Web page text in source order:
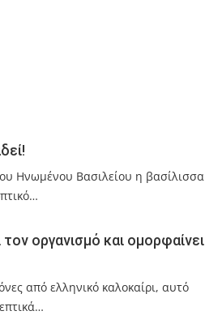
Ηνωμένου Βασιλείου η βασίλισσα
οργανισμό και ομορφαίνει
από ελληνικό καλοκαίρι, αυτό